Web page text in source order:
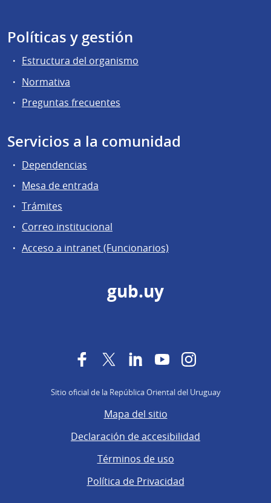
Políticas y gestión
Estructura del organismo
Normativa
Preguntas frecuentes
Servicios a la comunidad
Dependencias
Mesa de entrada
Trámites
Correo institucional
Acceso a intranet (Funcionarios)
gub.uy
FacebookTwitter LinkedInYouTubeInstagram
Sitio oficial de la República Oriental del Uruguay
Mapa del sitio
Declaración de accesibilidad
Términos de uso
Política de Privacidad